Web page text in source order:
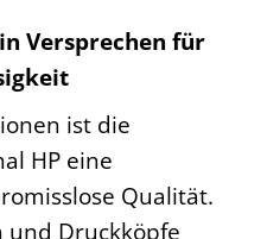
Versprechen für
ist die
HP eine
Qualität.
Druckköpfe